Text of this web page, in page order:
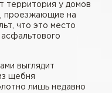
территория у домов
проезжающие на
что это место
выглядит
щебня
лишь недавно